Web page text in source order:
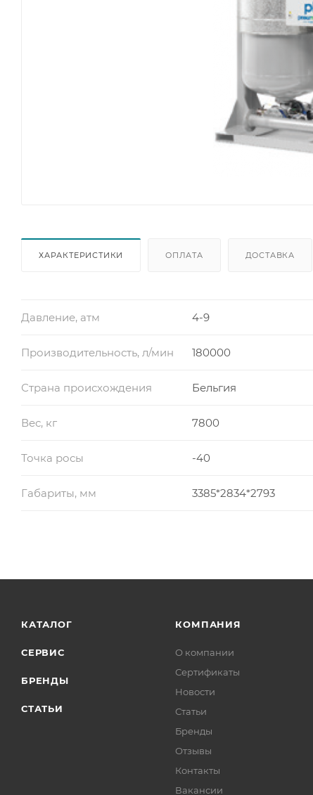
ХАРАКТЕРИСТИКИ ОПЛАТА ДОСТАВКА
Давление, атм 4-9
Производительность, л/мин 180000
Страна происхождения Бельгия
Вес, кг 7800
Точка росы -40
Габариты, мм 3385*2834*2793
КАТАЛОГ
СЕРВИС
БРЕНДЫ
СТАТЬИ
КОМПАНИЯ
О компании
Сертификаты
Новости
Статьи
Бренды
Отзывы
Контакты
Вакансии